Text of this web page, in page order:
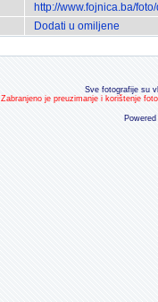
http://www.fojnica.ba/
Dodati u omiljene
Sve fotografije su
Zabranjeno je preuzimanje i korištenje